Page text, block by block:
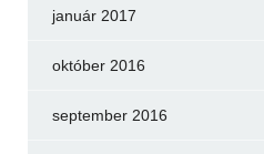
január 2017
október 2016
september 2016